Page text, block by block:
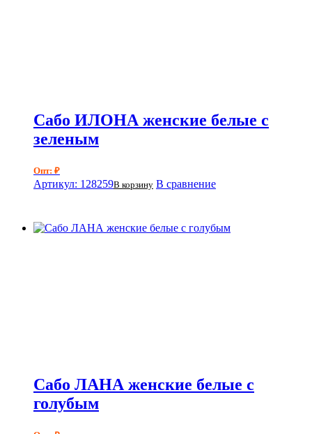
Сабо ИЛОНА женские белые с
зеленым
Опт: ₽
Артикул: 128259В корзину В сравнение
Сабо ЛАНА женские белые с
голубым